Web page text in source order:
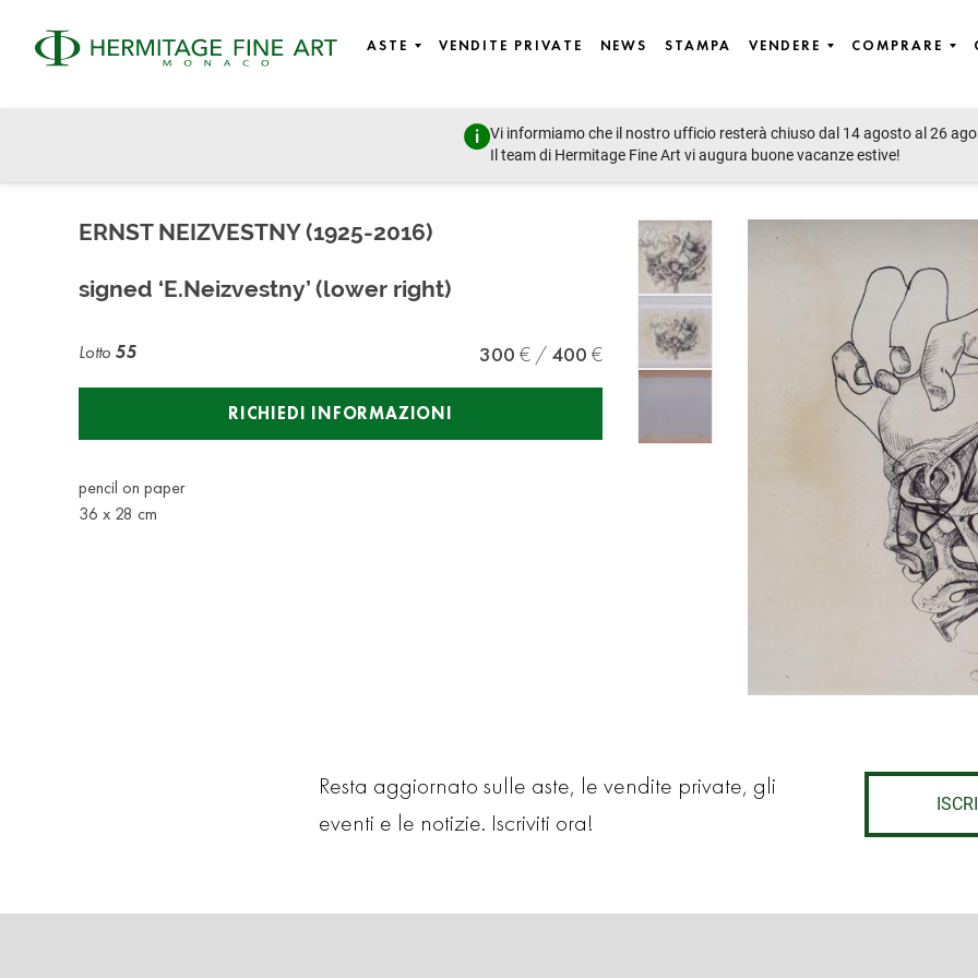
ASTE VENDITE PRIVATE NEWS STAMPA VENDERE COMPRARE
Vi informiamo che il nostro ufficio resterà chiuso dal 14 agosto al 26
Il team di Hermitage Fine Art vi augura buone vacanze estive!
ERNST NEIZVESTNY (1925-2016)
signed ‘E.Neizvestny’ (lower right)
Lotto 55 300 400
RICHIEDI INFORMAZIONI
pencil on paper
36 x 28 cm
Resta aggiornato sulle aste, le vendite private, gli
eventi e le notizie. Iscriviti ora!